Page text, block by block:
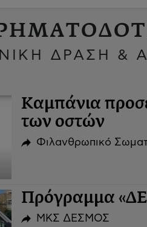
ΔΡΑΣΗ &
Καμπάνια
των οστών
Φιλανθρωπικό
Πρόγραμμα
ΜΚΣ ΔΕΣΜΟΣ